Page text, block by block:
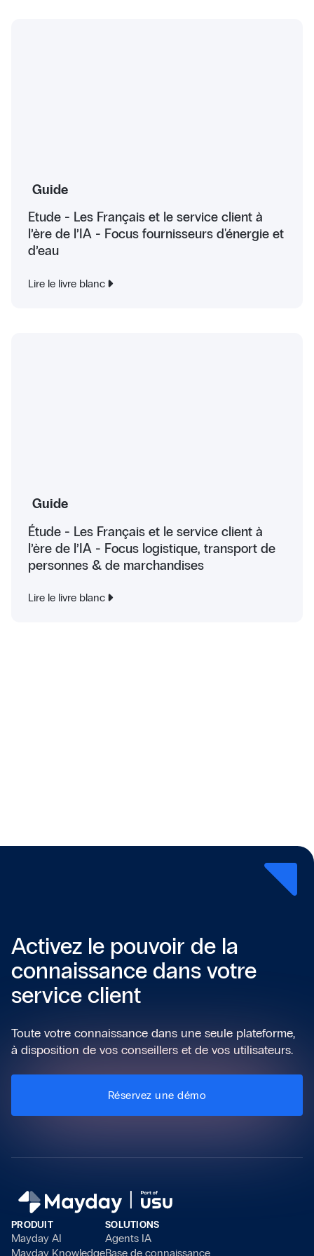
Guide
Etude - Les Français et le service client à
l’ère de l’IA - Focus fournisseurs d'énergie et
d’eau
Lire le livre blanc
Guide
Étude - Les Français et le service client à
l’ère de l’IA - Focus logistique, transport de
personnes & de marchandises
Lire le livre blanc
Activez le pouvoir de la
connaissance dans votre
service client
Toute votre connaissance dans une seule plateforme,
à disposition de vos conseillers et de vos utilisateurs.
Réservez une démo
PRODUIT
Mayday AI
Mayday Knowledge
SOLUTIONS
Agents IA
Base de connaissance